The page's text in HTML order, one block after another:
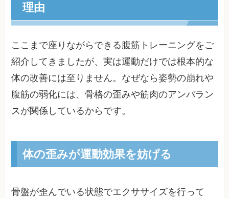
理由
ここまで座りながらできる腹筋トレーニングをご
紹介してきましたが、実は運動だけでは根本的な
体の改善には至りません。なぜなら姿勢の崩れや
腹筋の弱化には、骨格の歪みや筋肉のアンバラン
スが関係しているからです。
体の歪みが運動効果を妨げる
骨盤が歪んでいる状態でエクササイズを行って